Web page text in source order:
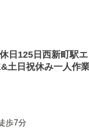
日125日西新町駅
土日祝休み一人作
歩7分